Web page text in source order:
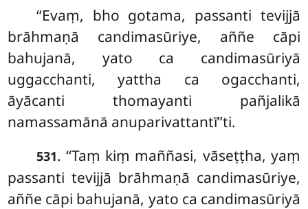
‘‘Evaṃ, bho gotama, passanti tevijjā
brāhmaṇā candimasūriye, aññe cāpi
bahujanā, yato ca candimasūriyā
uggacchanti, yattha ca ogacchanti,
āyācanti thomayanti pañjalikā
namassamānā anuparivattantī’’ti.
531. ‘‘Taṃ kiṃ maññasi, vāseṭṭha, yaṃ
passanti tevijjā brāhmaṇā candimasūriye,
aññe cāpi bahujanā, yato ca candimasūriyā